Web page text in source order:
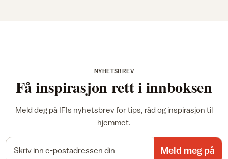
NYHETSBREV
Få inspirasjon rett i innboksen
Meld deg på IFIs nyhetsbrev for tips, råd og inspirasjon til
hjemmet.
Meld meg på